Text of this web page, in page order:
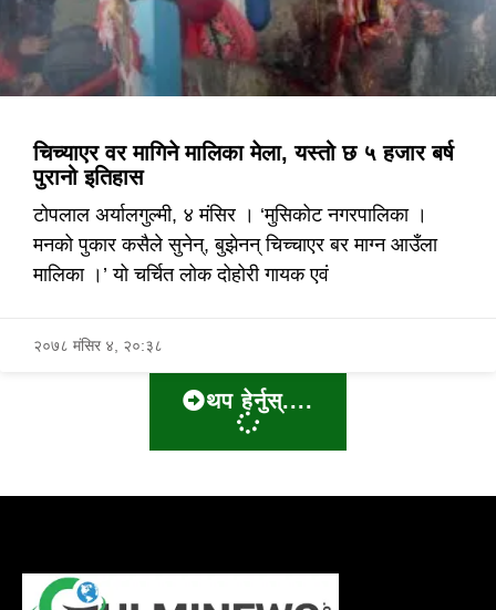
चिच्याएर वर मागिने मालिका मेला, यस्तो ​छ ५ हजार बर्ष
पुरानो इतिहास
टोपलाल अर्यालगुल्मी, ४ मंसिर । ‘मुसिकोट नगरपालिका ।
मनको पुकार कसैले सुनेन्, बुझेनन् चिच्चाएर बर माग्न आउँला
मालिका ।’ यो चर्चित लोक दोहोरी गायक एवं
२०७८ मंसिर ४, २०:३८
थप हेर्नुस्....